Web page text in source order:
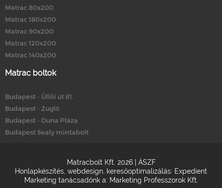
Matrac 80x200
Matrac 180x200
Matrac 90x200
Matrac 120x200
Matrac 140x200
Matrac boltok
Budapest - Üllői út 81.
Budapest - Zugló
Budapest - Duna Pláza
Budapest Sealy mintabolt
Matracbolt Kft. 2026 | ÁSZF
Honlapkészítés webdesign keresőoptimalizálás: Expedient
Marketing tanácsadónk a: Marketing Professzorok Kft.